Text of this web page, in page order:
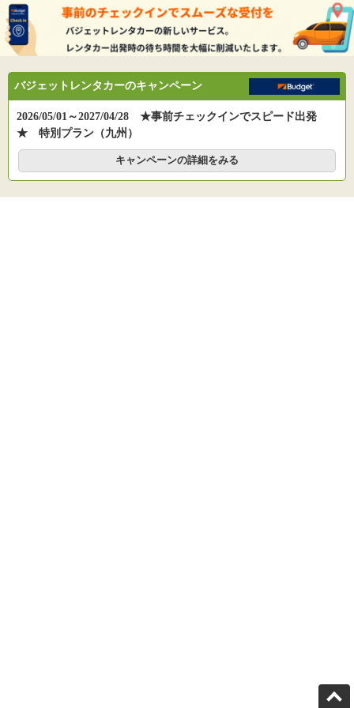
バジェットレンタカーのキャンペーン
2026/05/01～2027/04/28 ★事前チェックインでスピード出発
★ 特別プラン（九州）
キャンペーンの詳細をみる